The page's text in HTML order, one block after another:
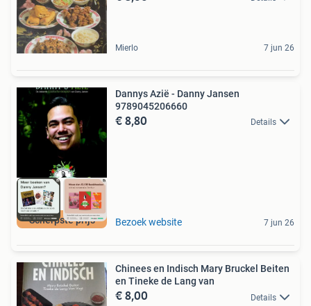
Mierlo 7 jun 26
Scherpste prijs
Dannys Azië - Danny Jansen
9789045206660
€ 8,80 Details
Bezoek website 7 jun 26
Chinees en Indisch Mary Bruckel Beiten
en Tineke de Lang van
€ 8,00 Details